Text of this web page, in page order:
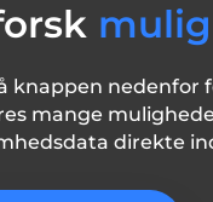
knappen nedenfor
mange
direkte